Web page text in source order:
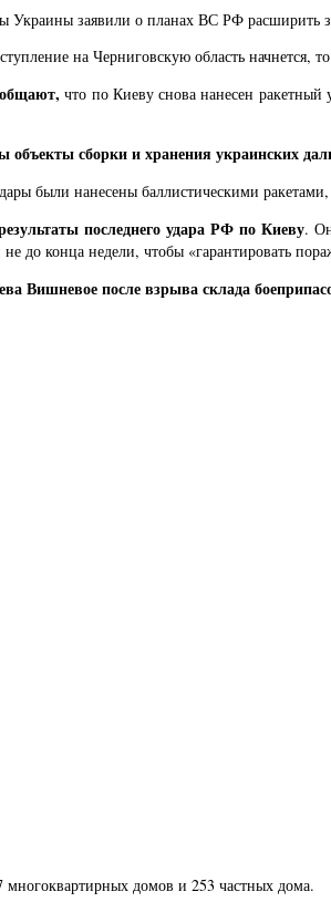
Украины заявили о планах ВС РФ расширить
на Черниговскую область начнется,
что по Киеву снова нанесен
сборки и хранения украинских
были нанесены баллистическими
последнего удара РФ по Киеву.
не до конца недели, чтобы «гарантировать
Вишневое после взрыва склада
домов и 253 частных дома.